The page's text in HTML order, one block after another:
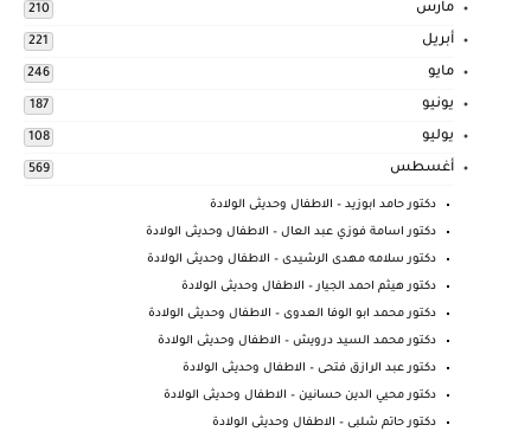
مارس 210
أبريل 221
مايو 246
يونيو 187
يوليو 108
أغسطس 569
دكتور حامد ابوزيد – الاطفال وحديثى الولادة
دكتور اسامة فوزي عبد العال – الاطفال وحديثى الولادة
دكتور سلامه مهدى الرشيدى – الاطفال وحديثى الولادة
دكتور هيثم احمد الجيار – الاطفال وحديثى الولادة
دكتور محمد ابو الوفا العدوى – الاطفال وحديثى الولادة
دكتور محمد السيد درويش – الاطفال وحديثى الولادة
دكتور عبد الرازق فتحى – الاطفال وحديثى الولادة
دكتور محيي الدين حسانين – الاطفال وحديثى الولادة
دكتور حاتم شلبى – الاطفال وحديثى الولادة